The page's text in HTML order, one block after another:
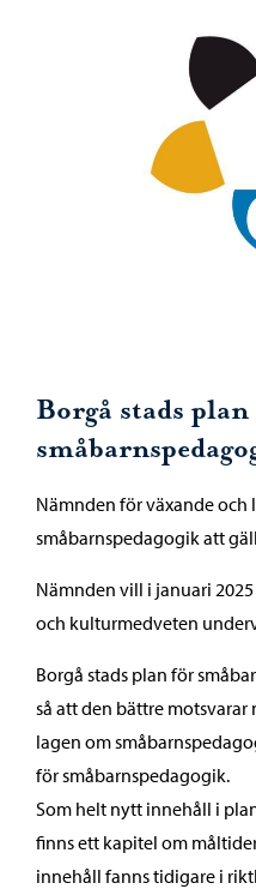
Borgå stads
Nämnden för växande
småbarnspedagogik att
Nämnden vill i januari
och kulturmedveten
Borgå stads plan för
så att den bättre
lagen om
för småbarnspedagogik.
Som helt nytt innehåll i
finns ett kapitel om
innehåll fanns tidigare i